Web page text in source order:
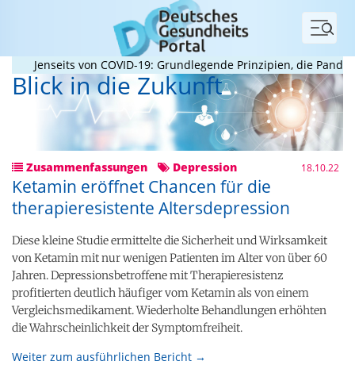
Menü
Jenseits von COVID-19: Grundlegende Prinzipien, die Pandemien
Blick in die Zukunft
Zusammenfassungen Depression 18.10.22
Ketamin eröffnet Chancen für die
therapieresistente Altersdepression
Diese kleine Studie ermittelte die Sicherheit und Wirksamkeit
von Ketamin mit nur wenigen Patienten im Alter von über 60
Jahren. Depressionsbetroffene mit Therapieresistenz
profitierten deutlich häufiger vom Ketamin als von einem
Vergleichsmedikament. Wiederholte Behandlungen erhöhten
die Wahrscheinlichkeit der Symptomfreiheit.
Weiter zum ausführlichen Bericht →